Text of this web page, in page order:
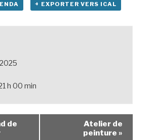
+ EXPORTER VERS ICAL
h 00 min
de
Atelier de
peinture »